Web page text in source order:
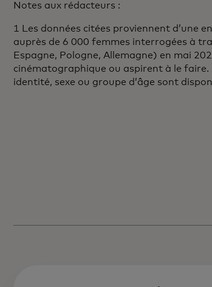
Notes aux rédacteurs :
1 Les données citées proviennent d’une
auprès de 6 000 femmes interrogées à
Espagne, Pologne, Allemagne) en mai
cinématographique ou aspirent à le
identité, sexe ou groupe d’âge sont